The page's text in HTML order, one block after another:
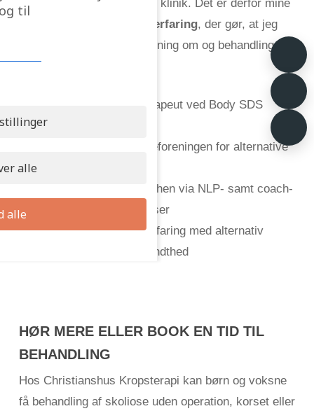
erfaring i branchen fra min klinik. Det er derfor mine
og erfaring, der gør, at jeg
kan hjælpe dig med rådgivning om og behandling af
skoliose:
Uddannet kropsterapeut ved Body SDS
København
Medlem af brancheforeningen for alternative
Stor indsigt i branchen via NLP- samt coach-
og terapeutuddannelser
>Flere års positiv erfaring med alternativ
behandling af udbrændthed
HØR MERE ELLER BOOK EN TID TIL
BEHANDLING
Hos Christianshus Kropsterapi kan børn og voksne
få behandling af skoliose uden operation, korset eller
til
alle
alle